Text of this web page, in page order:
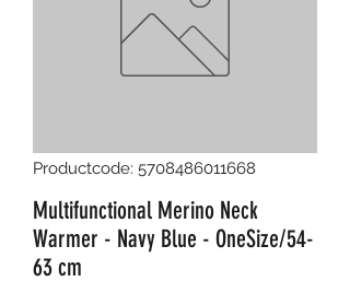
Productcode: 5708486011668
Multifunctional Merino Neck
Warmer - Navy Blue - OneSize/54-
63 cm